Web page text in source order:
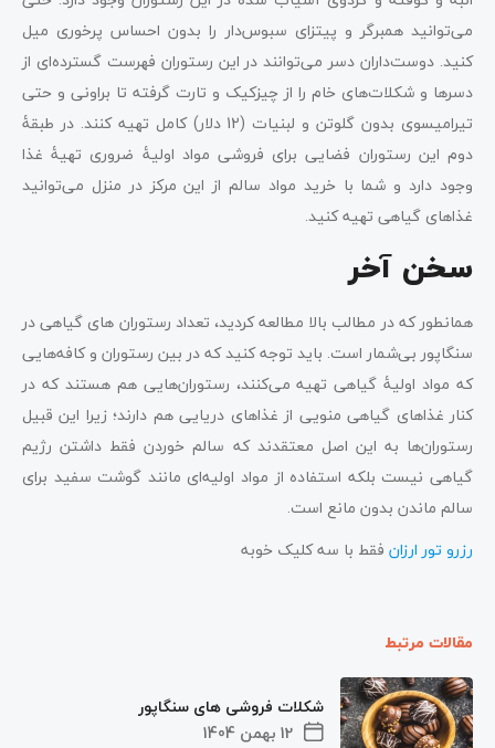
می‌توانید همبرگر و پیتزای سبوس‌دار را بدون احساس پرخوری میل
کنید. دوست‌داران دسر می‌توانند در این رستوران فهرست گسترده‌ای از
دسرها و شکلات‌های خام را از چیزکیک و تارت گرفته تا براونی و حتی
تیرامیسوی بدون گلوتن و لبنیات (12 دلار) کامل تهیه کنند. در طبقۀ
دوم این رستوران فضایی برای فروشی مواد اولیۀ ضروری تهیۀ غذا
وجود دارد و شما با خرید مواد سالم از این مرکز در منزل می‌توانید
غذاهای گیاهی تهیه کنید.
سخن آخر
همانطور که در مطالب بالا مطالعه کردید، تعداد رستوران های گیاهی در
سنگاپور بی‌شمار است. باید توجه کنید که در بین رستوران و کافه‌هایی
که مواد اولیۀ گیاهی تهیه می‌کنند، رستوران‌هایی هم هستند که در
کنار غذاهای گیاهی منویی از غذاهای دریایی هم دارند؛ زیرا این قبیل
رستوران‌ها به این اصل معتقدند که سالم خوردن فقط داشتن رژیم
گیاهی نیست بلکه استفاده از مواد اولیه‌ای مانند گوشت سفید برای
سالم ماندن بدون مانع است.
رزرو تور ارزان فقط با سه کلیک خوبه
مقالات مرتبط
12 بهمن 1404
شکلات فروشی های سنگاپور